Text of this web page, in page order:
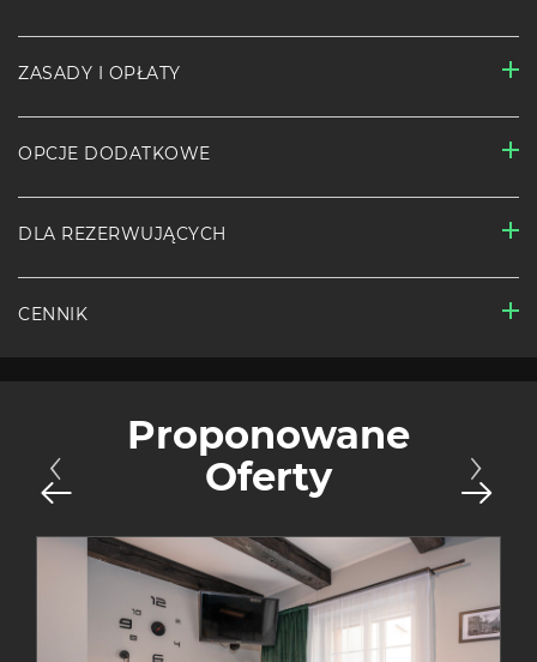
ZASADY I OPŁATY
OPCJE DODATKOWE
DLA REZERWUJĄCYCH
CENNIK
Proponowane
Oferty